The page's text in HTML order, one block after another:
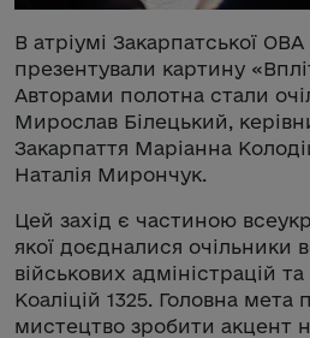
В атріумі Закарпатської ОВА
презентували картину
Авторами полотна стали
Мирослав Білецький,
Закарпаття Маріанна
Наталія Мирончук.
Цей захід є частиною
якої доєдналися очільники
військових адміністрацій
Коаліцій 1325. Головна мета
мистецтво зробити акцент